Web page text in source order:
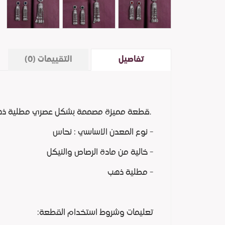
تفاصيل التقييمات (0)
قطعة مميزة مصممة بشكل عصري مطلية ذهب ومرصعه بالألماس الصناعي الفاخر لتحاكي تصاميم الألماسات.
- نوع المعدن الاساسي : نحاس
- خالية من مادة الرصاص والنيكل
- مطلية ذهب
تعليمات وشروط استخدام القطعة: